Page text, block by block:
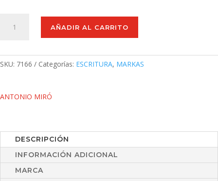
Helox
AÑADIR AL CARRITO
SKU: 7166 Categorías: ESCRITURA, MARKAS
ANTONIO MIRÓ
DESCRIPCIÓN
INFORMACIÓN ADICIONAL
MARCA